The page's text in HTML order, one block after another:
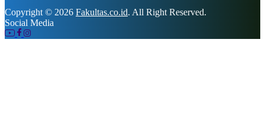
Copyright © 2026 Fakultas.co.id. All Right Reserved.
Social Media